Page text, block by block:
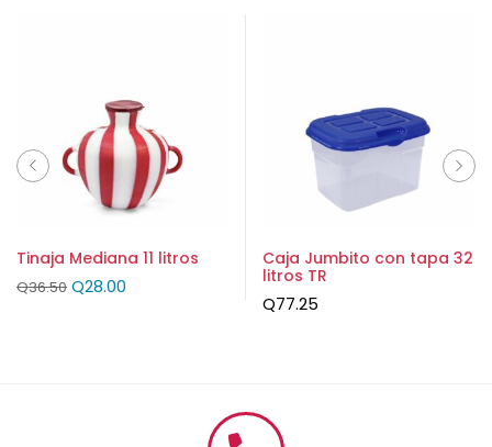
Tinaja Mediana 11 litros
Q36.50 Q28.00
Caja Jumbito con tapa 32
litros TR
Q77.25